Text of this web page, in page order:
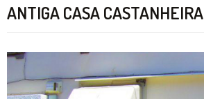
ANTIGA CASA CASTANHEIRA